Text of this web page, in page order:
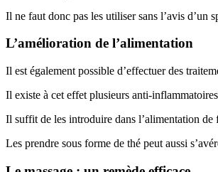
Il ne faut donc pas les utiliser sans l’avis d’un
L’amélioration de l’alimentation
Il est également possible d’effectuer des
Il existe à cet effet plusieurs anti-
Il suffit de les introduire dans l’alimentation de
Les prendre sous forme de thé peut aussi